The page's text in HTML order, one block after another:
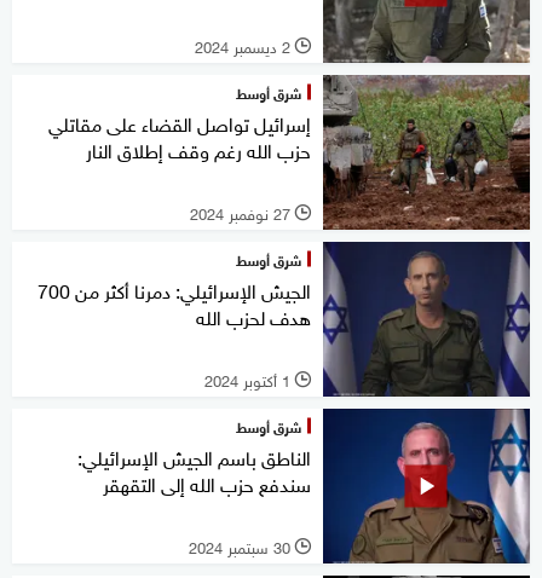
l 2 ديسمبر 2024
شرق أوسط
إسرائيل تواصل القضاء على مقاتلي
حزب الله رغم وقف إطلاق النار
l 27 نوفمبر 2024
شرق أوسط
الجيش الإسرائيلي: دمرنا أكثر من 700
هدف لحزب الله
l 1 أكتوبر 2024
شرق أوسط
الناطق باسم الجيش الإسرائيلي:
سندفع حزب الله إلى التقهقر
l 30 سبتمبر 2024